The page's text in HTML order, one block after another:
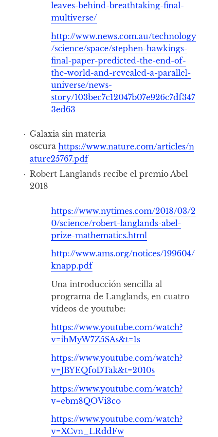
leaves-behind-breathtaking-final-
multiverse/
http://www.news.com.au/technology
/science/space/stephen-hawkings-
final-paper-predicted-the-end-of-
the-world-and-revealed-a-parallel-
universe/news-
story/103bec7c12047b07e926c7df347
3ed63
Galaxia sin materia
oscura https://www.nature.com/articles/n
ature25767.pdf
Robert Langlands recibe el premio Abel
2018
https://www.nytimes.com/2018/03/2
0/science/robert-langlands-abel-
prize-mathematics.html
http://www.ams.org/notices/199604/
knapp.pdf
Una introducción sencilla al
programa de Langlands, en cuatro
vídeos de youtube:
https://www.youtube.com/watch?
v=ihMyW7Z5SAs&t=1s
https://www.youtube.com/watch?
v=JBYEQfoDTak&t=2010s
https://www.youtube.com/watch?
v=ebm8QOVi3co
https://www.youtube.com/watch?
v=XCvn_LRddFw